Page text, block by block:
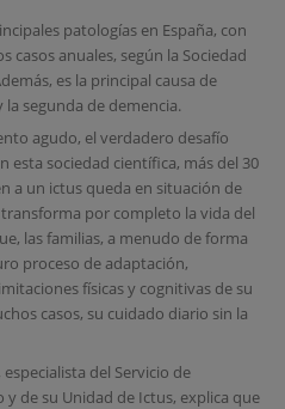
patologías en España, con
casos anuales, según la Sociedad
es la principal causa de
segunda de demencia.
agudo, el verdadero desafío
esta sociedad científica, más del 30
a un ictus queda en situación de
por completo la vida del
las familias, a menudo de forma
proceso de adaptación,
físicas y cognitivas de su
casos, su cuidado diario sin la
especialista del Servicio de
de su Unidad de Ictus, explica que